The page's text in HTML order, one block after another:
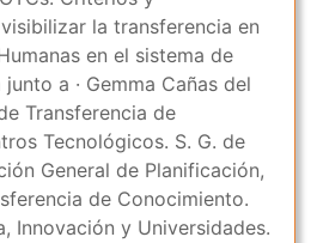
la transferencia en
en el sistema de
a · Gemma Cañas del
Transferencia de
Tecnológicos. S. G. de
General de Planificación,
de Conocimiento.
Innovación y Universidades.